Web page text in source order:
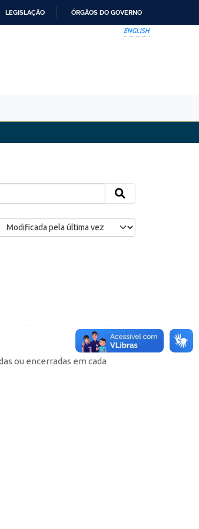
LEGISLAÇÃO ÓRGÃOS DO GOVERNO
ENGLISH
ou encerradas em cada